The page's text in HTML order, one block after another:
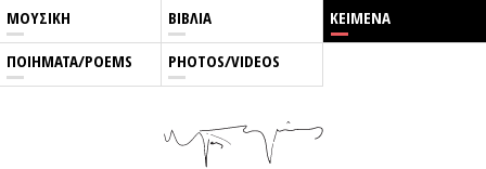
ΜΟΥΣΙΚΗ ΒΙΒΛΙΑ ΚΕΙΜΕΝΑ
ΠΟΙΗΜΑΤΑ/POEMS PHOTOS/VIDEOS